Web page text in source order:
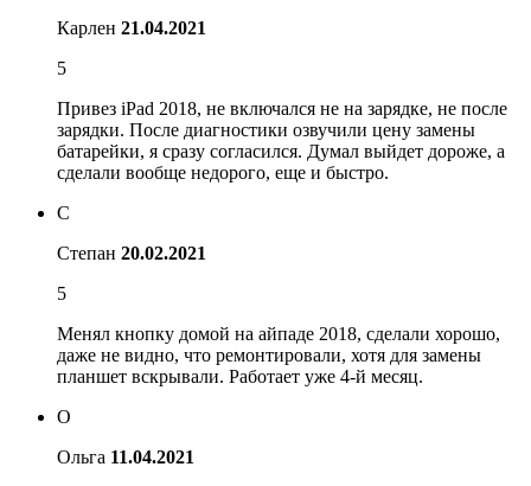
Карлен 21.04.2021
5
Привез iPad 2018, не включался не на зарядке, не после
зарядки. После диагностики озвучили цену замены
батарейки, я сразу согласился. Думал выйдет дороже, а
сделали вообще недорого, еще и быстро.
С
Степан 20.02.2021
5
Менял кнопку домой на айпаде 2018, сделали хорошо,
даже не видно, что ремонтировали, хотя для замены
планшет вскрывали. Работает уже 4-й месяц.
О
Ольга 11.04.2021